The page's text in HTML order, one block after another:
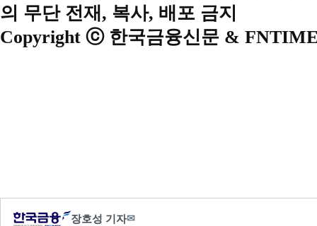
의 무단 전재, 복사, 배포 금지
Copyright ⓒ 한국금융신문 &
장호성 기자✉